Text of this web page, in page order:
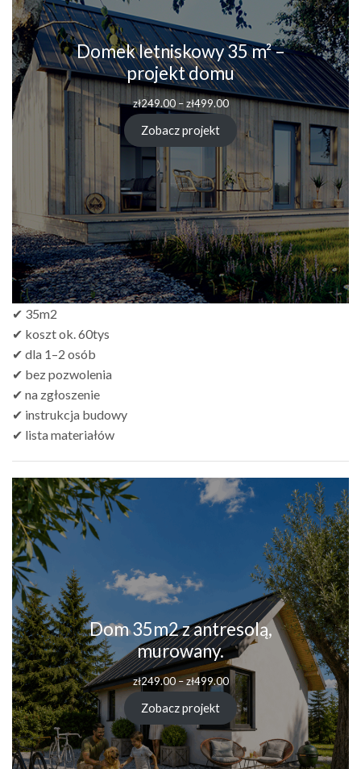
Domek letniskowy 35 m² –
projekt domu
zł249.00 – zł499.00Zakres
zł249.00
zł499.00
Zobacz projekt
✔ 35m2
✔ koszt ok. 60tys
✔ dla 1–2 osób
✔ bez pozwolenia
✔ na zgłoszenie
✔ instrukcja budowy
✔ lista materiałów
Dom 35m2 z antresolą,
murowany.
zł249.00–zł499.00Zakres
cen:
od
zł249.00
do
zł499.00
Zobacz projekt